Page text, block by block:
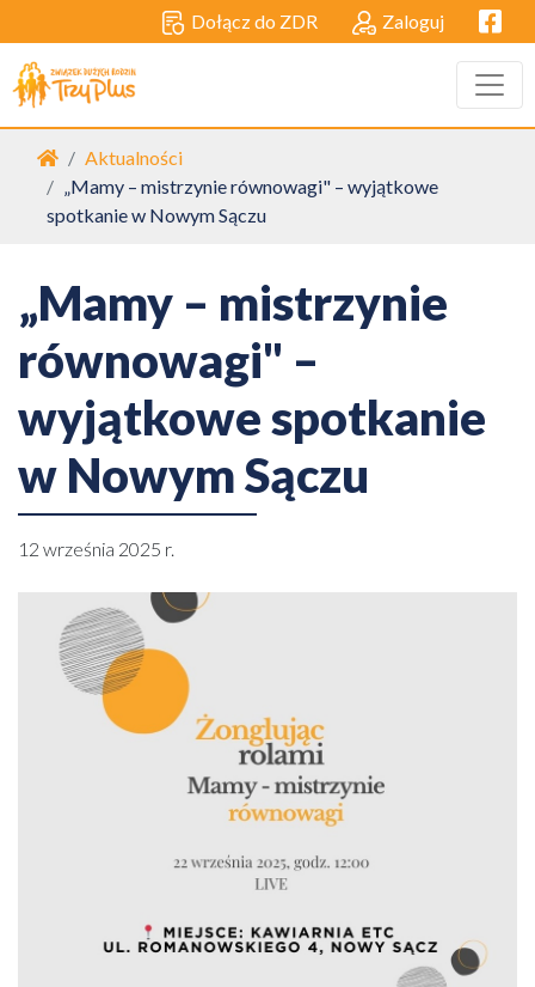
Dołącz do ZDR Zaloguj
Strona główna
Aktualności
„Mamy – mistrzynie równowagi" – wyjątkowe
spotkanie w Nowym Sączu
„Mamy – mistrzynie
równowagi" –
wyjątkowe spotkanie
w Nowym Sączu
12 września 2025 r.